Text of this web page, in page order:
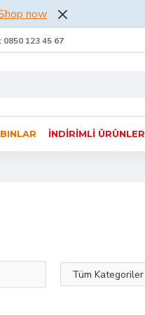
now
0850 123 45 67
İNDIRIMLI ÜRÜNLER